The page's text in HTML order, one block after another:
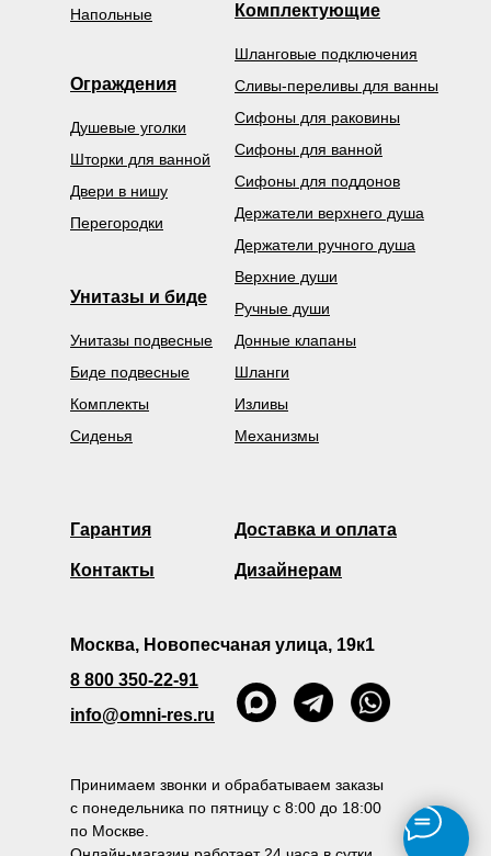
Верхние души
Ручные души
Сифоны для поддонов
Держатели верхнего душа
Держатели ручного душа
Механизмы
Донные клапаны
Шланги
Изливы
Сливы-переливы для ванны
Сифоны для ванной
Шланговые подключения
Сифоны для раковины
Унитазы и биде
Унитазы подвесные
Биде подвесные
Комплекты
Напольные
Принимаем звонки и обрабатываем заказы
с понедельника по пятницу с 8:00 до 18:00
по Москве.
Ограждения
Душевые уголки
Шторки для ванной
Двери в нишу
Перегородки
Комплектующие
Дизайнерам
Доставка и оплата
Москва, Новопесчаная улица, 19к1
8 800 350-22-91
info@omni-res.ru
Гарантия
Контакты
Сиденья